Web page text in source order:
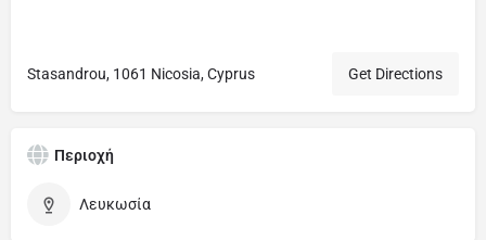
Stasandrou, 1061 Nicosia, Cyprus Get Directions
Περιοχή
Λευκωσία